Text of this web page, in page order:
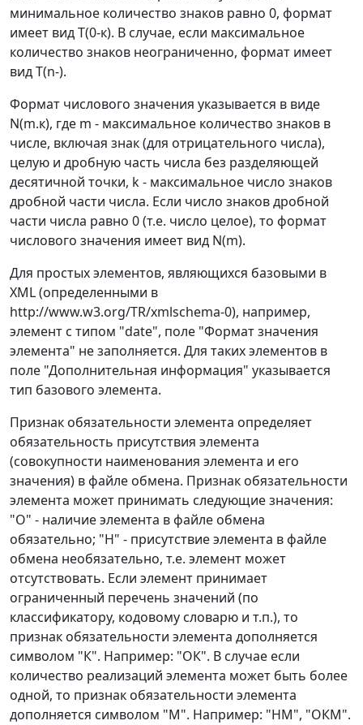
минимальное количество знаков равно 0, формат
имеет вид Т(0-к). В случае, если максимальное
количество знаков неограниченно, формат имеет
вид Т(n-).
Формат числового значения указывается в виде
N(m.к), где m - максимальное количество знаков в
числе, включая знак (для отрицательного числа),
целую и дробную часть числа без разделяющей
десятичной точки, k - максимальное число знаков
дробной части числа. Если число знаков дробной
части числа равно 0 (т.е. число целое), то формат
числового значения имеет вид N(m).
Для простых элементов, являющихся базовыми в
XML (определенными в
http://www.w3.org/TR/xmlschema-0), например,
элемент с типом "date", поле "Формат значения
элемента" не заполняется. Для таких элементов в
поле "Дополнительная информация" указывается
тип базового элемента.
Признак обязательности элемента определяет
обязательность присутствия элемента
(совокупности наименования элемента и его
значения) в файле обмена. Признак обязательности
элемента может принимать следующие значения:
"О" - наличие элемента в файле обмена
обязательно; "Н" - присутствие элемента в файле
обмена необязательно, т.е. элемент может
отсутствовать. Если элемент принимает
ограниченный перечень значений (по
классификатору, кодовому словарю и т.п.), то
признак обязательности элемента дополняется
символом "К". Например: "ОК". В случае если
количество реализаций элемента может быть более
одной, то признак обязательности элемента
дополняется символом "М". Например: "НМ", "ОКМ".